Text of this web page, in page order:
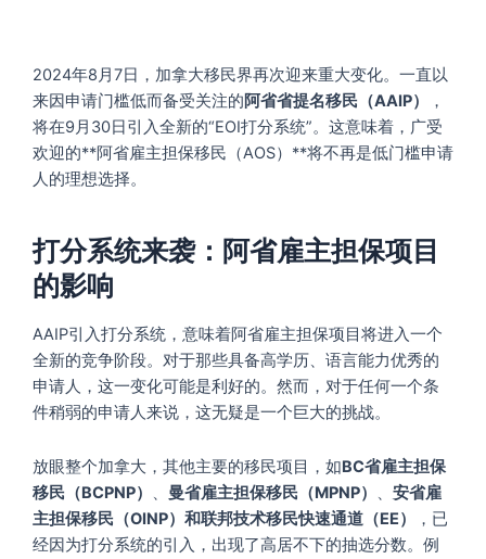
2024年8月7日，加拿大移民界再次迎来重大变化。一直以
来因申请门槛低而备受关注的阿省省提名移民（AAIP）
，
将在9月30日引入全新的“EOI打分系统”。这意味着，广受
欢迎的**阿省雇主担保移民（AOS）**将不再是低门槛申请
人的理想选择。
打分系统来袭：阿省雇主担保项目
的影响
AAIP引入打分系统，意味着阿省雇主担保项目将进入一个
全新的竞争阶段。对于那些具备高学历、语言能力优秀的
申请人，这一变化可能是利好的。然而，对于任何一个条
件稍弱的申请人来说，这无疑是一个巨大的挑战。
放眼整个加拿大，其他主要的移民项目，如BC省雇主担保
移民（BCPNP）
曼省雇主担保移民（MPNP）
安省雇
主担保移民（OINP）和联邦技术移民快速通道（EE）
，已
经因为打分系统的引入，出现了高居不下的抽选分数。例